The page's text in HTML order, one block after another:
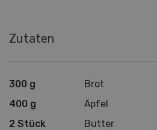
Zutaten
300 g
Brot
400 g
Äpfel
2 Stück
Butter